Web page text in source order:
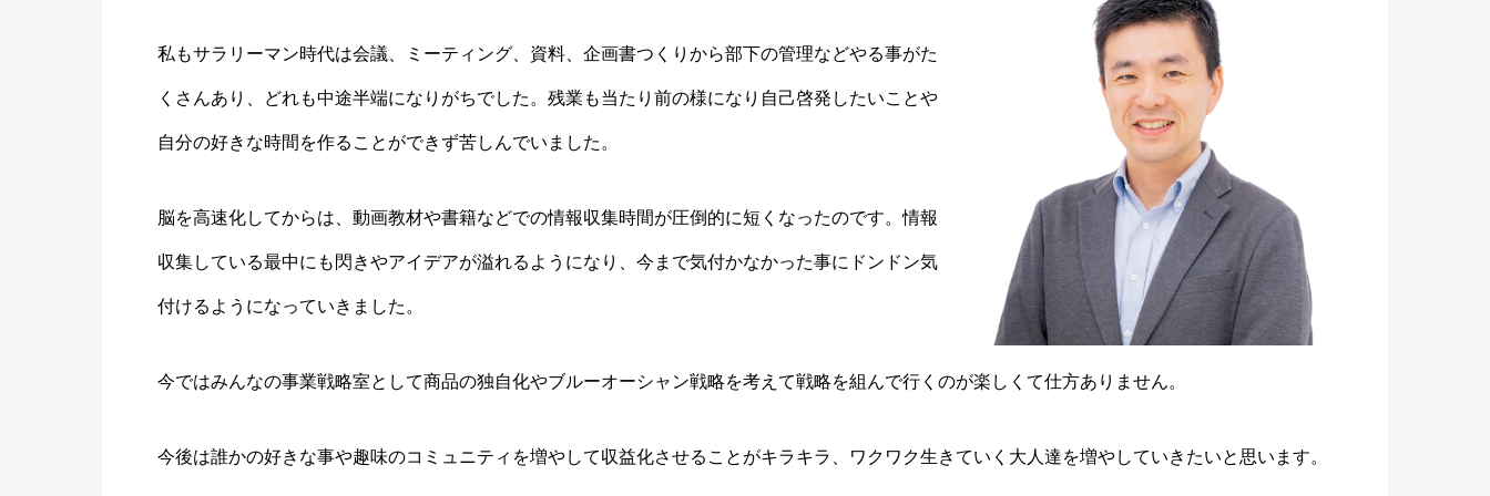
私もサラリーマン時代は会議、ミーティング、資料、企画書つくりから部下の管理などやる事がた
くさんあり、どれも中途半端になりがちでした。残業も当たり前の様になり自己啓発したいことや
自分の好きな時間を作ることができず苦しんでいました。
脳を高速化してからは、動画教材や書籍などでの情報収集時間が圧倒的に短くなったのです。情報
収集している最中にも閃きやアイデアが溢れるようになり、今まで気付かなかった事にドンドン気
付けるようになっていきました。
今ではみんなの事業戦略室として商品の独自化やブルーオーシャン戦略を考えて戦略を組んで行くのが楽しくて仕方ありません。
今後は誰かの好きな事や趣味のコミュニティを増やして収益化させることがキラキラ、ワクワク生きていく大人達を増やしていきたいと思います。